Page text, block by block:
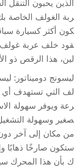
الذين يحبون
ربة الغولف الخاصة
كون أكثر كسيارة
قود خلف عربة
لين، هذا الرقص ذو
ليسونج دوميناتور:
لف التي تستهدف
رعة ويوفر سهولة
صغير وسهولة
من مكان إلى آخر
ستكون صارخًا ذهابًا
ك بأن هذا المحرك